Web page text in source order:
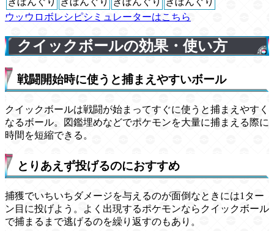
ウッウロボレシピシミュレーターはこちら
クイックボールの効果・使い方
戦闘開始時に使うと捕まえやすいボール
クイックボールは戦闘が始まってすぐに使うと捕まえやすく
なるボール。図鑑埋めなどでポケモンを大量に捕まえる際に
時間を短縮できる。
とりあえず投げるのにおすすめ
捕獲でいちいちダメージを与えるのが面倒なときには1ター
ン目に投げよう。よく出現するポケモンならクイックボール
で捕まるまで逃げるのを繰り返すのもあり。